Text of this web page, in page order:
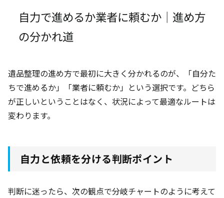
自力で進めるか業者に頼むか｜進め方
の分かれ道
遺品整理の進め方で最初に大きく分かれるのが、「自分た
ちで進めるか」「業者に頼むか」という選択です。どちら
が正しいということはなく、状況によって最適なルートは
変わります。
自力と依頼を分ける判断ポイント
判断に迷ったら、次の観点で分岐チャートのように考えて